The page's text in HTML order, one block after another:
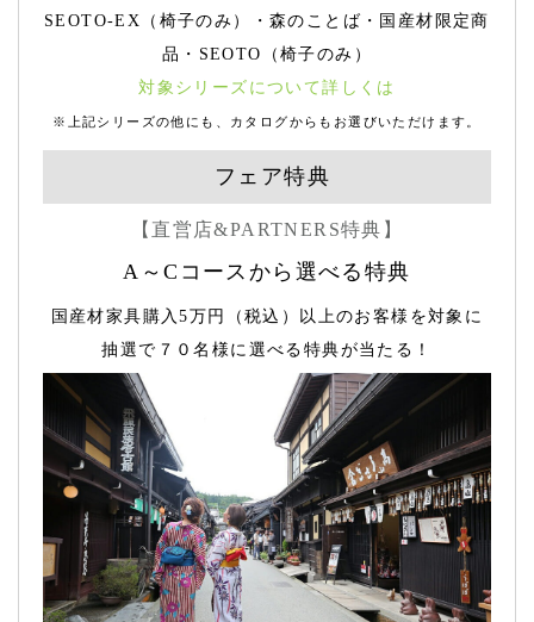
SEOTO-EX（椅子のみ）・森のことば・国産材限定商
品・SEOTO（椅子のみ）
対象シリーズについて詳しくは
※上記シリーズの他にも、カタログからもお選びいただけます。
フェア特典
【直営店&PARTNERS特典】
A～Cコースから選べる特典
国産材家具購入5万円（税込）以上のお客様を対象に
抽選で７０名様に選べる特典が当たる！